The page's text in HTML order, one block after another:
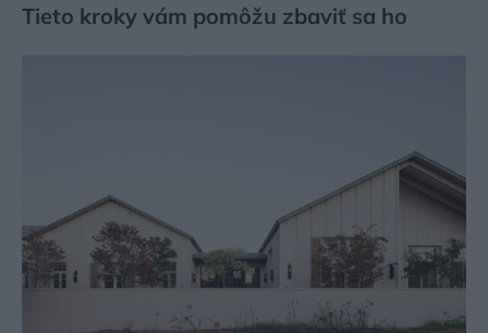
Tieto kroky vám pomôžu zbaviť sa ho